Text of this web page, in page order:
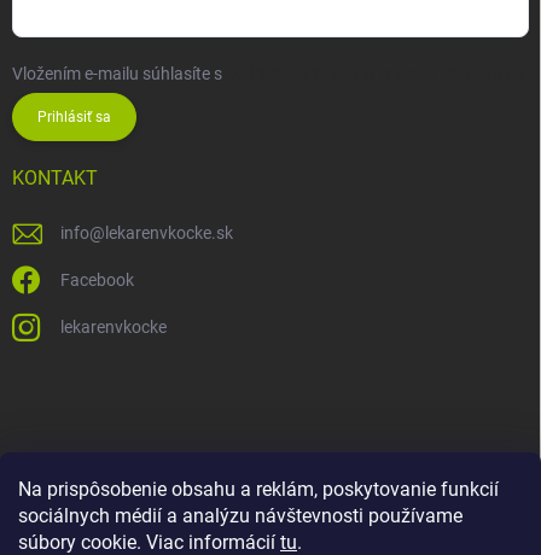
Na prispôsobenie obsahu a reklám, poskytovanie funkcií
sociálnych médií a analýzu návštevnosti používame
súbory cookie. Viac informácií tu.
Vložením e-mailu súhlasíte s
Prihlásiť sa
KONTAKT
info@ lekarenvkocke.sk
Facebook
lekarenvkocke